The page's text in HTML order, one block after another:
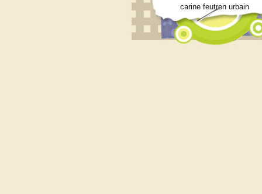
carine feutren urbain
Petit lexique en lien
Marie
Qui consulter pour un
Siouplet
Qui consulter pour un